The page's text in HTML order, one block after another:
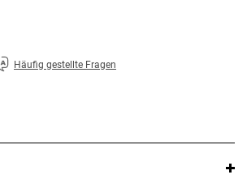
Häufig gestellte Fragen